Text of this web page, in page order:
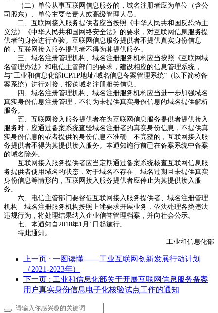
（二）单位从事互联网信息服务的，域名注册者应为单位（含公
司股东）、单位主要负责人或高级管理人员。
二、互联网接入服务提供者应当按照《中华人民共和国反恐怖主
义法》《中华人民共和国网络安全法》的要求，对互联网信息服务提
供者的身份进行查验。互联网信息服务提供者不提供真实身份信息
的，互联网接入服务提供者不得为其提供服务。
三、域名注册管理机构、域名注册服务机构应当按照《互联网域
名管理办法》和电信主管部门的要求，建设相应的信息管理系统，
与“工业和信息化部ICP/IP地址/域名信息备案管理系统”（以下简称备
案系统）进行对接，报送域名注册相关信息。
四、域名注册管理机构、域名注册服务机构应当进一步加强域名
真实身份信息注册管理，不得为未提供真实身份信息的域名提供解析
服务。
五、互联网接入服务提供者在为互联网信息服务提供者提供接入
服务时，应通过备案系统查验域名注册者的真实身份信息，不提供真
实身份信息的或者提供的身份信息不准确、不完整的，互联网接入服
务提供者不得为其提供接入服务。本通知施行前已在备案系统中备案
的域名除外。
互联网接入服务提供者应当定期通过备案系统核查互联网信息服
务提供者使用域名的状态，对于域名不存在、域名过期且未提供真实
身份信息等情形的，互联网接入服务提供者应停止为其提供接入服
务。
六、电信主管部门要督促互联网接入服务提供者、域名注册管理
机构、域名注册服务机构按照上述要求开展业务，依法处理各类违法
违规行为，将处理结果纳入企业信誉管理档案，并向社会公示。
七、本通知自 2018年1 月 1 日起施行。
特此通知。
工业和信息化部
上一页 : 一图读懂——工业互联网创新发展行动计划
（2021-2023年）
下一页 : 工业和信息化部关于开展互联网信息服务备案
用户真实身份信息电子化核验试点工作的通知